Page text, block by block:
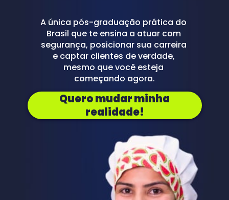
A única pós-graduação prática do
Brasil que te ensina a atuar com
segurança, posicionar sua carreira
e captar clientes de verdade,
mesmo que você esteja
começando agora.
Quero mudar minha
realidade!